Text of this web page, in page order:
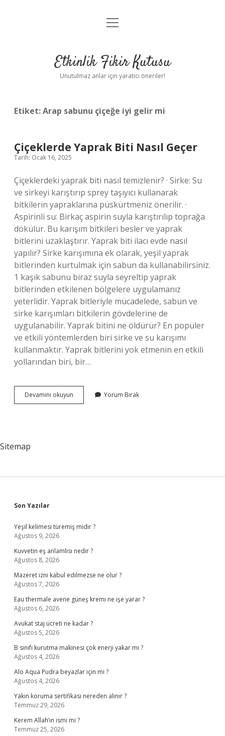
Anasayfa
Yasal Uyarı
menüyü
Etkinlik Fikir Kutusu
Unutulmaz anlar için yaratıcı öneriler!
Etiket:Arap sabunu çiçeğe iyi gelir mi
Çiçeklerde Yaprak Biti Nasıl Geçer
Tarih: Ocak 16, 2025
Çiçeklerdeki yaprak biti nasıl temizlenir? · Sirke: Su
ve sirkeyi karıştırıp sprey taşıyıcı kullanarak
bitkilerin yapraklarına püskürtmeniz önerilir. ·
Aspirinli su: Birkaç aspirin suyla karıştırılıp toprağa
dökülür. Bu karışım bitkileri besler ve yaprak
bitlerini uzaklaştırır. Yaprak biti ilacı evde nasıl
yapılır? Sirke karışımına ek olarak, yeşil yaprak
bitlerinden kurtulmak için sabun da kullanabilirsiniz.
1 kaşık sabunu biraz suyla seyreltip yaprak
bitlerinden etkilenen bölgelere uygulamanız
yeterlidir. Yaprak bitleriyle mücadelede, sabun ve
sirke karışımları bitkilerin gövdelerine de
uygulanabilir. Yaprak bitini ne öldürür? En popüler
ve etkili yöntemlerden biri sirke ve su karışımı
kullanmaktır. Yaprak bitlerini yok etmenin en etkili
yollarından biri, bir…
Devamını okuyun Çiçeklerde
Yaprak
Yorum Bırak
Sitemap
Sidebar
Son Yazılar
Yeşil kelimesi türemiş midir ?
Ağustos 9, 2026
Kuvvetin eş anlamlısı nedir ?
Ağustos 8, 2026
Mazeret izni kabul edilmezse ne olur ?
Ağustos 7, 2026
Eau thermale avene güneş kremi ne işe yarar ?
Ağustos 6, 2026
Avukat staj ücreti ne kadar ?
Ağustos 5, 2026
B sınıfı kurutma makinesi çok enerji yakar mı ?
Ağustos 4, 2026
Alo Aqua Pudra beyazlar için mi ?
Ağustos 4, 2026
Yakın koruma sertifikası nereden alınır ?
Temmuz 29, 2026
Kerem Allah’ın ismi mi ?
Temmuz 25, 2026